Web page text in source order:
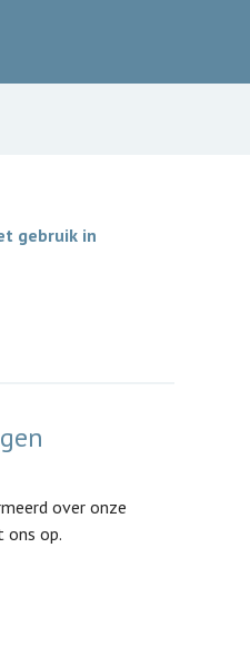
gebruik in
over onze
ons op.